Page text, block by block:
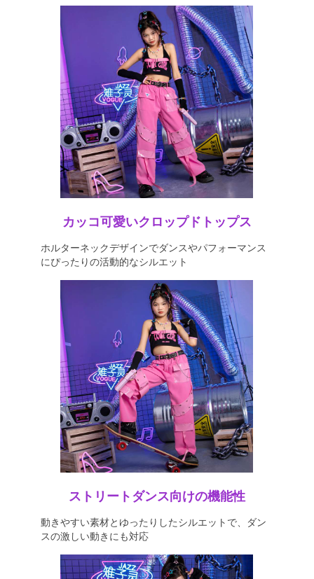
カッコ可愛いクロップドトップス
ホルターネックデザインでダンスやパフォーマンス
にぴったりの活動的なシルエット
ストリートダンス向けの機能性
動きやすい素材とゆったりしたシルエットで、ダン
スの激しい動きにも対応